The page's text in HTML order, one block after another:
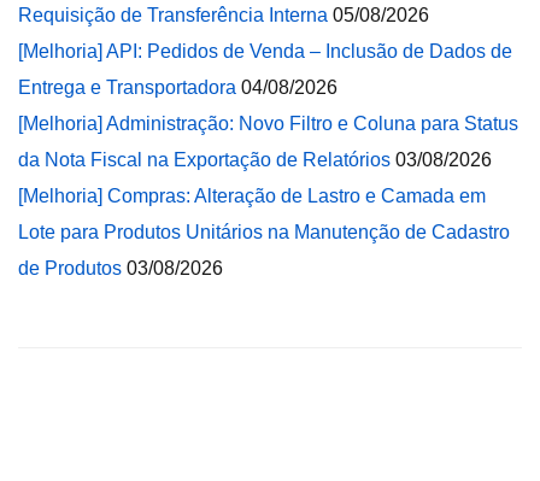
Requisição de Transferência Interna 05/08/2026
[Melhoria] API: Pedidos de Venda – Inclusão de Dados de
Entrega e Transportadora 04/08/2026
[Melhoria] Administração: Novo Filtro e Coluna para Status
da Nota Fiscal na Exportação de Relatórios 03/08/2026
[Melhoria] Compras: Alteração de Lastro e Camada em
Lote para Produtos Unitários na Manutenção de Cadastro
de Produtos 03/08/2026